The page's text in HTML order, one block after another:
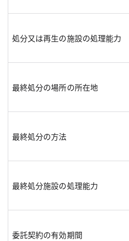
処分又は再生の施設の処理能力
最終処分の場所の所在地
最終処分の方法
最終処分施設の処理能力
委託契約の有効期間